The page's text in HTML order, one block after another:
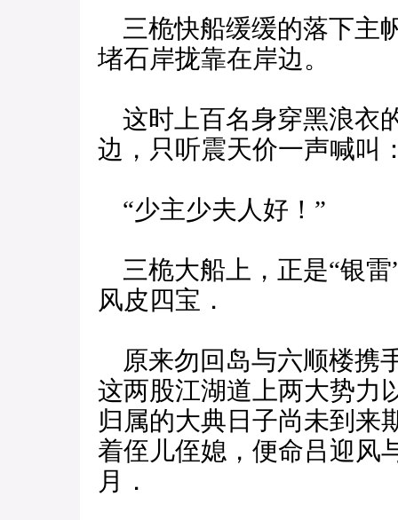
三桅快船缓缓的落下主
堵石岸拢靠在岸边。
这时上百名身穿黑浪衣
边，只听震天价一声喊叫
“少主少夫人好！”
三桅大船上，正是“银雷
风皮四宝．
原来勿回岛与六顺楼携
这两股江湖道上两大势力
归属的大典日子尚未到来
着侄儿侄媳，便命吕迎风
月．